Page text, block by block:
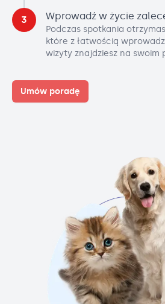
3 Wprowadź w życie
Podczas spotkania
które z łatwością
wizyty znajdziesz na swoim
Umów poradę